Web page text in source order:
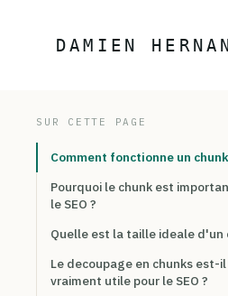
DAMIEN
SUR CETTE PAGE
Comment fonctionne un
Pourquoi le chunk est
le SEO ?
Quelle est la taille ideale d'un
Le decoupage en chunks est-il
vraiment utile pour le SEO ?